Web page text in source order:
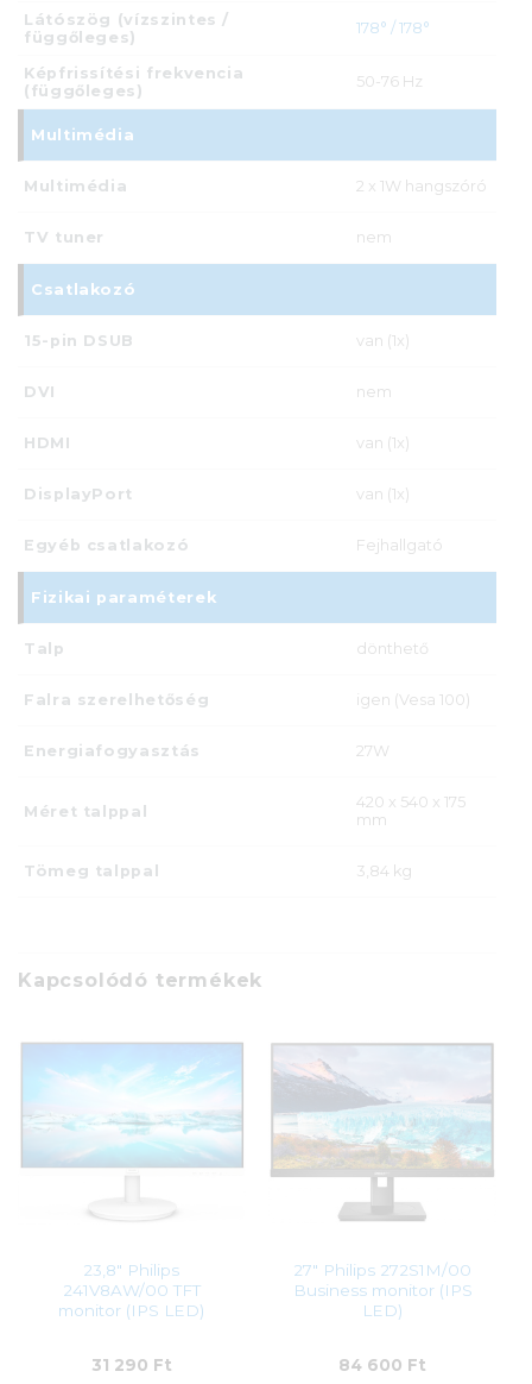
Látószög (vízszintes /
függőleges)
178° / 178°
Képfrissítési frekvencia
(függőleges)
50-76 Hz
Multimédia
Multimédia 2 x 1W hangszóró
TV tuner nem
Csatlakozó
15-pin DSUB van (1x)
DVI nem
HDMI van (1x)
DisplayPort van (1x)
Egyéb csatlakozó Fejhallgató
Fizikai paraméterek
Talp dönthető
Falra szerelhetőség igen (Vesa 100)
Energiafogyasztás 27W
Méret talppal
420 x 540 x 175
mm
Tömeg talppal 3,84 kg
Kapcsolódó termékek
23,8″ Philips
241V8AW/00 TFT
monitor (IPS LED)
31 290 Ft
27″ Philips 272S1M/00
Business monitor (IPS
LED)
84 600 Ft